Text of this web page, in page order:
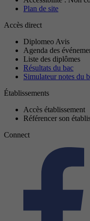
Plan de site
Accès direct
Diplomeo Avis
Agenda des
Liste des diplômes
Résultats du bac
Simulateur notes du
Établissements
Accès établissement
Référencer son
Connect